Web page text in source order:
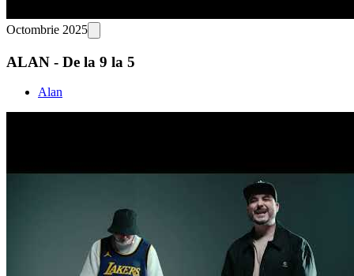
Octombrie 2025
ALAN - De la 9 la 5
Alan